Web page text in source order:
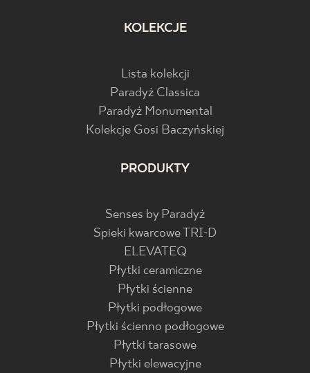
KOLEKCJE
Lista kolekcji
Paradyż Classica
Paradyż Monumental
Kolekcje Gosi Baczyńskiej
PRODUKTY
Senses by Paradyż
Spieki kwarcowe TRI-D
ELEVATEQ
Płytki ceramiczne
Płytki ścienne
Płytki podłogowe
Płytki ścienno podłogowe
Płytki tarasowe
Płytki elewacyjne